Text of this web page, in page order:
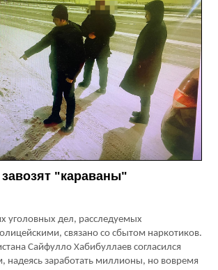
завозят "караваны"
уголовных дел, расследуемых
связано со сбытом наркотиков.
Сайфулло Хабибуллаев согласился
надеясь заработать миллионы, но вовремя